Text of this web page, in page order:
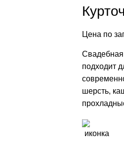
Цена по
Свадебная
подходит
шерсть,